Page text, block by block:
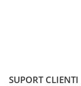
SUPORT CLIENTI